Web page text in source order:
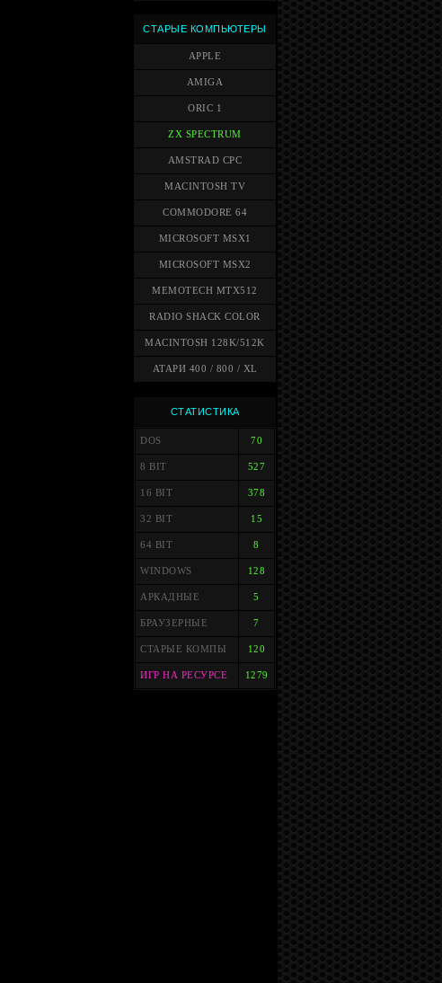
СТАРЫЕ КОМПЬЮТЕРЫ
APPLE
AMIGA
ORIC 1
ZX SPECTRUM
AMSTRAD CPC
MACINTOSH TV
COMMODORE 64
MICROSOFT MSX1
MICROSOFT MSX2
MEMOTECH MTX512
RADIO SHACK COLOR
MACINTOSH 128K/512K
АТАРИ 400 / 800 / XL
СТАТИСТИКА
DOS 70
8 BIT 527
16 BIT 378
32 BIT 15
64 BIT 8
WINDOWS 128
АРКАДНЫЕ 5
БРАУЗЕРНЫЕ 7
СТАРЫЕ КОМПЫ 120
ИГР НА РЕСУРСЕ 1279